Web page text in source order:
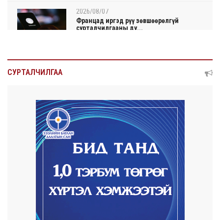
2026/08/07
Францад иргэд рүү зөвшөөрөлгүй
сурталчилгааны ду...
2026/08/07
2026/08/07
Автомашины улсын дугаар сондгой
тоогоор төгссөн ...
Улаанбаатарт өдөртөө 30 хэм дулаан
СУРТАЛЧИЛГАА